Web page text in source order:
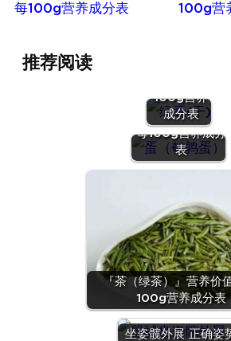
每100g营养成分表
100g营
推荐阅读
100g营养
成分表
『蛋（鹌鹑
蛋）』营养价值 |
每100g营养成分
表
『茶（绿茶）』营养价
100g营养成分表
坐姿髋外展 正确姿
『沙拉
酱』营养
价值 | 每